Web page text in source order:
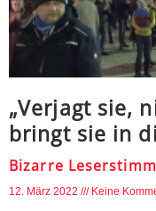
„Verjagt sie,
bringt sie in
Bizarre
12. März 2022 Keine